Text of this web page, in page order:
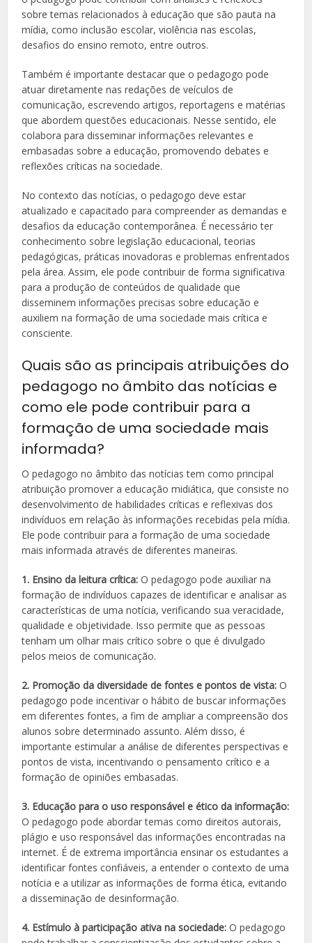
sobre temas relacionados à educação que são pauta na
mídia, como inclusão escolar, violência nas escolas,
desafios do ensino remoto, entre outros.
Também é importante destacar que o pedagogo pode
atuar diretamente nas redações de veículos de
comunicação, escrevendo artigos, reportagens e matérias
que abordem questões educacionais. Nesse sentido, ele
colabora para disseminar informações relevantes e
embasadas sobre a educação, promovendo debates e
reflexões críticas na sociedade.
No contexto das notícias, o pedagogo deve estar
atualizado e capacitado para compreender as demandas e
desafios da educação contemporânea. É necessário ter
conhecimento sobre legislação educacional, teorias
pedagógicas, práticas inovadoras e problemas enfrentados
pela área. Assim, ele pode contribuir de forma significativa
para a produção de conteúdos de qualidade que
disseminem informações precisas sobre educação e
auxiliem na formação de uma sociedade mais crítica e
consciente.
Quais são as principais atribuições do
pedagogo no âmbito das notícias e
como ele pode contribuir para a
formação de uma sociedade mais
informada?
O pedagogo no âmbito das notícias tem como principal
atribuição promover a educação midiática, que consiste no
desenvolvimento de habilidades críticas e reflexivas dos
indivíduos em relação às informações recebidas pela mídia.
Ele pode contribuir para a formação de uma sociedade
mais informada através de diferentes maneiras.
1. Ensino da leitura crítica: O pedagogo pode auxiliar na
formação de indivíduos capazes de identificar e analisar as
características de uma notícia, verificando sua veracidade,
qualidade e objetividade. Isso permite que as pessoas
tenham um olhar mais crítico sobre o que é divulgado
pelos meios de comunicação.
2. Promoção da diversidade de fontes e pontos de vista: O
pedagogo pode incentivar o hábito de buscar informações
em diferentes fontes, a fim de ampliar a compreensão dos
alunos sobre determinado assunto. Além disso, é
importante estimular a análise de diferentes perspectivas e
pontos de vista, incentivando o pensamento crítico e a
formação de opiniões embasadas.
3. Educação para o uso responsável e ético da informação:
O pedagogo pode abordar temas como direitos autorais,
plágio e uso responsável das informações encontradas na
internet. É de extrema importância ensinar os estudantes a
identificar fontes confiáveis, a entender o contexto de uma
notícia e a utilizar as informações de forma ética, evitando
a disseminação de desinformação.
4. Estímulo à participação ativa na sociedade: O pedagogo